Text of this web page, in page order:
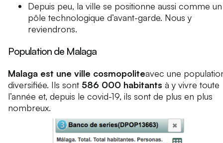
Depuis peu, la ville se positionne aussi comme un
pôle technologique d’avant-garde. Nous y
reviendrons.
Population de Malaga
Malaga est une ville cosmopoliteavec une
diversifiée. Ils sont 586 000 habitants à y vivre toute
l’année et, depuis le covid-19, ils sont de plus en plus
nombreux.